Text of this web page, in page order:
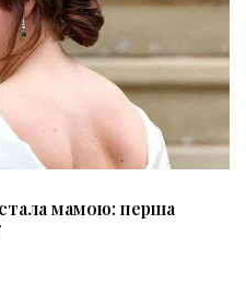
мамою: перша